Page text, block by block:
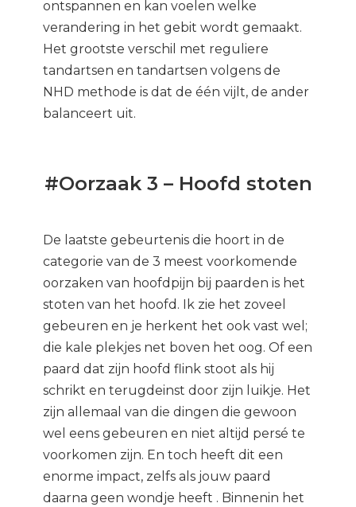
ontspannen en kan voelen welke
verandering in het gebit wordt gemaakt.
Het grootste verschil met reguliere
tandartsen en tandartsen volgens de
NHD methode is dat de één vijlt, de ander
balanceert uit.
#Oorzaak 3 – Hoofd stoten
De laatste gebeurtenis die hoort in de
categorie van de 3 meest voorkomende
oorzaken van hoofdpijn bij paarden is het
stoten van het hoofd. Ik zie het zoveel
gebeuren en je herkent het ook vast wel;
die kale plekjes net boven het oog. Of een
paard dat zijn hoofd flink stoot als hij
schrikt en terugdeinst door zijn luikje. Het
zijn allemaal van die dingen die gewoon
wel eens gebeuren en niet altijd persé te
voorkomen zijn. En toch heeft dit een
enorme impact, zelfs als jouw paard
daarna geen wondje heeft . Binnenin het